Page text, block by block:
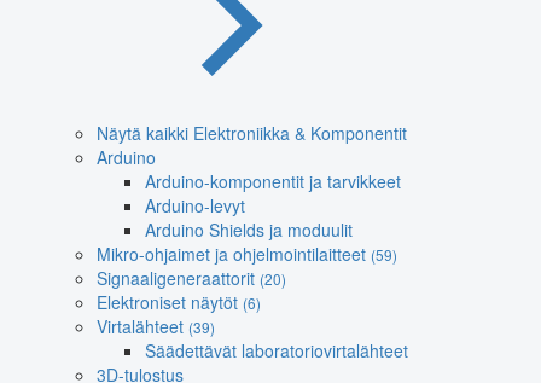
Näytä kaikki Elektroniikka & Komponentit
Arduino
Arduino-komponentit ja tarvikkeet
Arduino-levyt
Arduino Shields ja moduulit
Mikro-ohjaimet ja ohjelmointilaitteet (59)
Signaaligeneraattorit (20)
Elektroniset näytöt (6)
Virtalähteet (39)
Säädettävät laboratoriovirtalähteet
3D-tulostus